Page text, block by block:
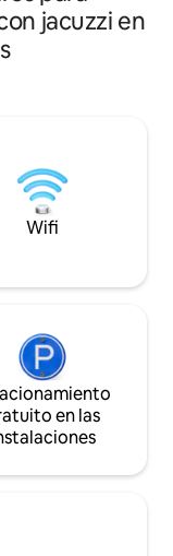
lujosa piscina
practica kayak
la conexión y los
en compañía
jacuzzi en
Wifi
en las